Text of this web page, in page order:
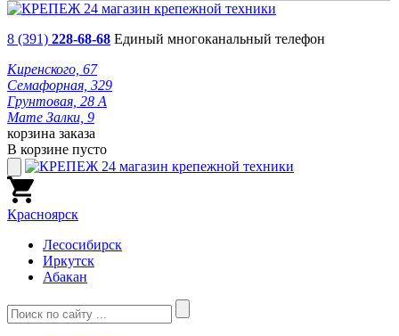
8 (391) 228-68-68 Единый многоканальный телефон
Киренского, 67
Семафорная, 329
Грунтовая, 28 А
Мате Залки, 9
корзина заказа
В корзине пусто
Красноярск
Лесосибирск
Иркутск
Абакан